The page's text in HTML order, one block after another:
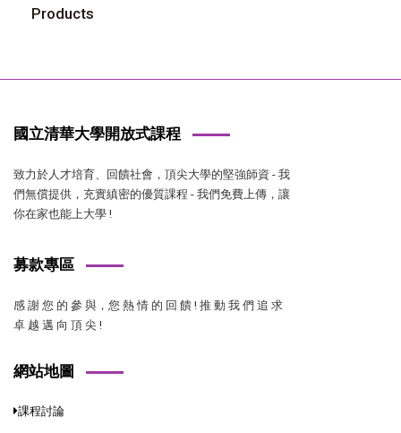
Products
國立清華大學開放式課程
致力於人才培育、回饋社會，頂尖大學的堅強師資 - 我
們無償提供，充實縝密的優質課程 - 我們免費上傳，讓
你在家也能上大學 !
募款專區
感 謝 您 的 參 與，您 熱 情 的 回 饋 ! 推 動 我 們 追 求
卓 越 邁 向 頂 尖 !
網站地圖
課程討論